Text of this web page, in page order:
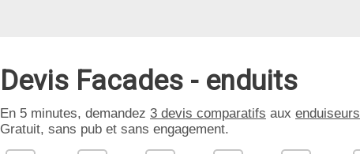
Devis Facades - enduits
En 5 minutes, demandez 3 devis comparatifs aux enduiseurs
Gratuit, sans pub et sans engagement.